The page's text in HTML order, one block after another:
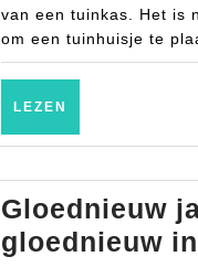
van een tuinkas. Het is
om een tuinhuisje te
LEZEN
Gloednieuw
gloednieuw